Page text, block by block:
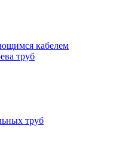
кабелем
труб
труб